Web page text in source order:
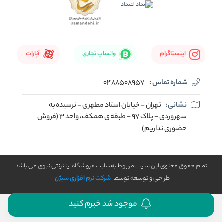
اینستاگرام واتساپ تجاری آپارات
شماره تماس : 02188508957
نشانی : تهران - خیابان استاد مطهری - نرسیده به
سهروردی - پلاک 97 - طبقه ی همکف، واحد 3 (فروش
حضوری نداریم)
تمام حقوق معنوی این سایت مربوط به سایت فروشگاه اینترنتی نبوی می باشد
طراحی و توسعه توسط شرکت نرم افزاری سیژن